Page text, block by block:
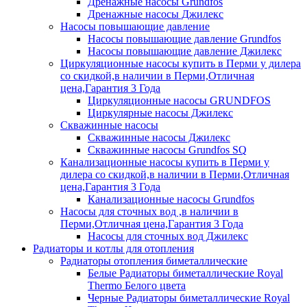
Дренажные насосы Джилекс
Насосы повышающие давление
Насосы повышающие давление Grundfos
Насосы повышающие давление Джилекс
Циркуляционные насосы купить в Перми у дилера
со скидкой,в наличии в Перми,Отличная
цена,Гарантия 3 Года
Циркуляционные насосы GRUNDFOS
Циркулярные насосы Джилекс
Скважинные насосы
Скважинные насосы Джилекс
Скважинные насосы Grundfos SQ
Канализационные насосы купить в Перми у
дилера со скидкой,в наличии в Перми,Отличная
цена,Гарантия 3 Года
Канализационные насосы Grundfos
Насосы для сточных вод ,в наличии в
Перми,Отличная цена,Гарантия 3 Года
Насосы для сточных вод Джилекс
Радиаторы и котлы для отопления
Радиаторы отопления биметаллические
Белые Радиаторы биметаллические Royal
Thermo Белого цвета
Черные Радиаторы биметаллические Royal